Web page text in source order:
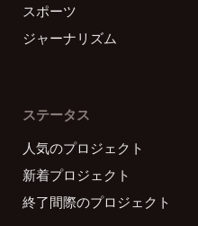
スポーツ
ジャーナリズム
ステータス
人気のプロジェクト
新着プロジェクト
終了間際のプロジェクト